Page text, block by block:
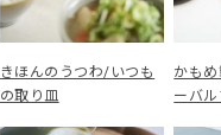
きほんのうつわ/いつも
の取り皿
かも
ーバル